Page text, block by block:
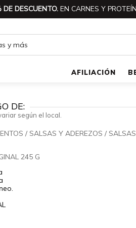
DE DESCUENTO. EN CARNES Y
AFILIACIÓN
DE:
según el local.
/ SALSAS Y ADEREZOS /